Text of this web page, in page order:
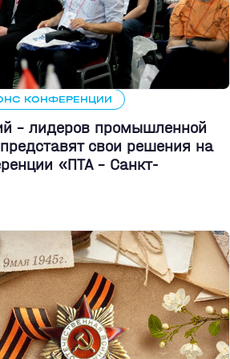
КОНФЕРЕНЦИИ
- лидеров промышленной
свои решения на
«ПТА – Санкт-